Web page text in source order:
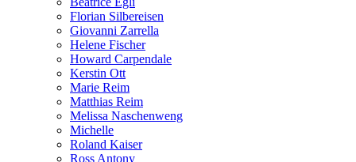
Florian Silbereisen
Giovanni Zarrella
Helene Fischer
Howard Carpendale
Kerstin Ott
Marie Reim
Matthias Reim
Melissa Naschenweng
Michelle
Roland Kaiser
Ross Antony